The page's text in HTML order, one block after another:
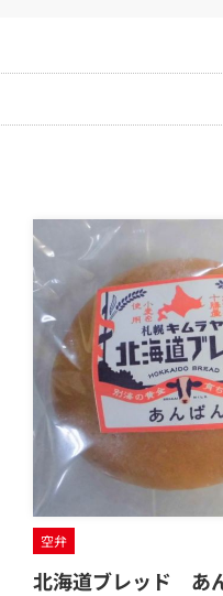
空弁
北海道ブレッド あ